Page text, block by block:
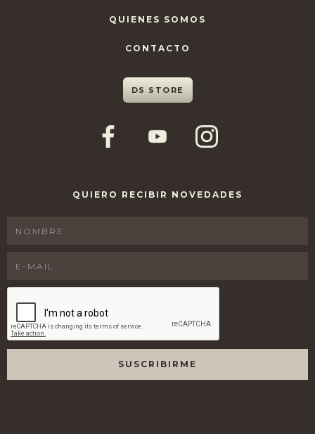
QUIENES SOMOS
CONTACTO
DS STORE
QUIERO RECIBIR NOVEDADES